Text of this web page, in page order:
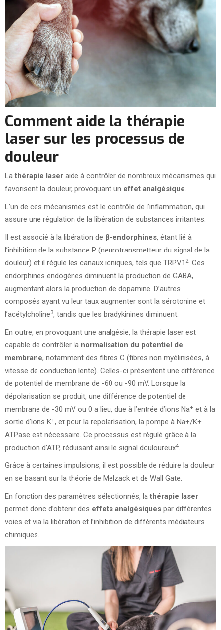
Comment aide la thérapie
laser sur les processus de
douleur
La thérapie laser aide à contrôler de nombreux mécanismes qui
favorisent la douleur, provoquant un effet analgésique.
L’un de ces mécanismes est le contrôle de l’inflammation, qui
assure une régulation de la libération de substances irritantes.
Il est associé à la libération de β-endorphines, étant lié à
l’inhibition de la substance P (neurotransmetteur du signal de la
douleur) et il régule les canaux ioniques, tels que TRPV1 2. Ces
endorphines endogènes diminuent la production de GABA,
augmentant alors la production de dopamine. D’autres
composés ayant vu leur taux augmenter sont la sérotonine et
l’acétylcholine3, tandis que les bradykinines diminuent.
En outre, en provoquant une analgésie, la thérapie laser est
capable de contrôler la normalisation du potentiel de
membrane, notamment des fibres C (fibres non myélinisées, à
vitesse de conduction lente). Celles-ci présentent une différence
de potentiel de membrane de -60 ou -90 mV. Lorsque la
dépolarisation se produit, une différence de potentiel de
membrane de -30 mV ou 0 a lieu, due à l’entrée d’ions Na+ et à la
sortie d’ions K+, et pour la repolarisation, la pompe à Na+/K+
ATPase est nécessaire. Ce processus est régulé grâce à la
production d’ATP, réduisant ainsi le signal douloureux4.
Grâce à certaines impulsions, il est possible de réduire la douleur
en se basant sur la théorie de Melzack et de Wall Gate.
En fonction des paramètres sélectionnés, la thérapie laser
permet donc d’obtenir des effets analgésiques par différentes
voies et via la libération et l’inhibition de différents médiateurs
chimiques.